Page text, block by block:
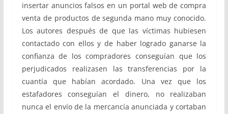
insertar anuncios falsos en un portal web de compra
venta de productos de segunda mano muy conocido.
Los autores después de que las víctimas hubiesen
contactado con ellos y de haber logrado ganarse la
confianza de los compradores conseguían que los
perjudicados realizasen las transferencias por la
cuantía que habían acordado. Una vez que los
estafadores conseguían el dinero, no realizaban
nunca el envío de la mercancía anunciada y cortaban